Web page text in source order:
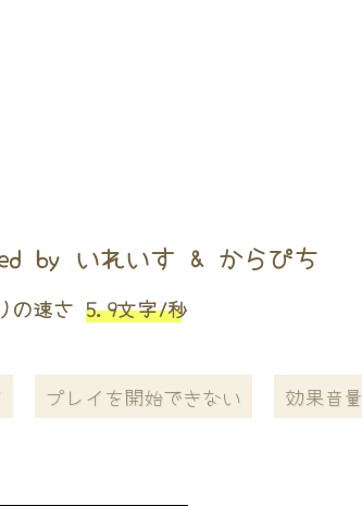
by いれいす & からぴち
の速さ 5.9文字/秒
プレイを開始できない 効果音量